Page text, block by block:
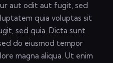
aut odit aut fugit, sed
quia voluptas sit
sed quia. Dicta sunt
do eiusmod tempor
magna aliqua. Ut enim